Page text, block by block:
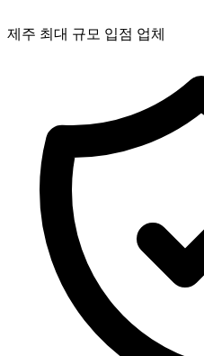
제주 최대 규모 입점 업체